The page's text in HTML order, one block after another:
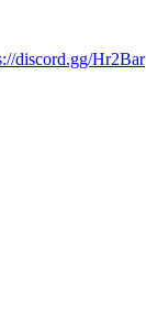
discord.gg/Hr2Bar